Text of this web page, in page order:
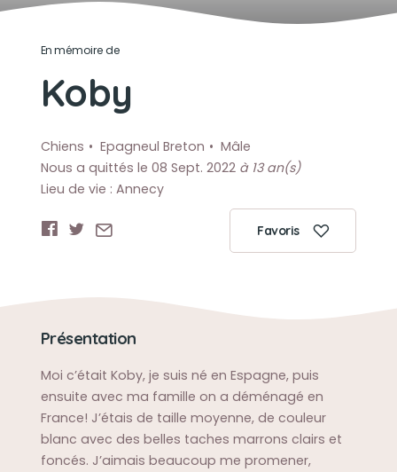
En mémoire de
Koby
Chiens Epagneul Breton
Mâle
Nous a quittés le 08 Sept. 2022 à 13 an(s)
Lieu de vie : Annecy
Favoris
Présentation
Moi c’était Koby, je suis né en Espagne, puis
ensuite avec ma famille on a déménagé en
France! J’étais de taille moyenne, de couleur
blanc avec des belles taches marrons clairs et
foncés. J’aimais beaucoup me promener,